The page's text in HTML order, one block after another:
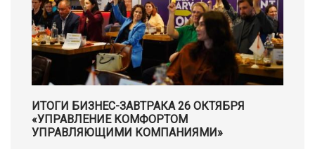
ИТОГИ БИЗНЕС-ЗАВТРАКА 26 ОКТЯБРЯ
«УПРАВЛЕНИЕ КОМФОРТОМ
УПРАВЛЯЮЩИМИ КОМПАНИЯМИ»